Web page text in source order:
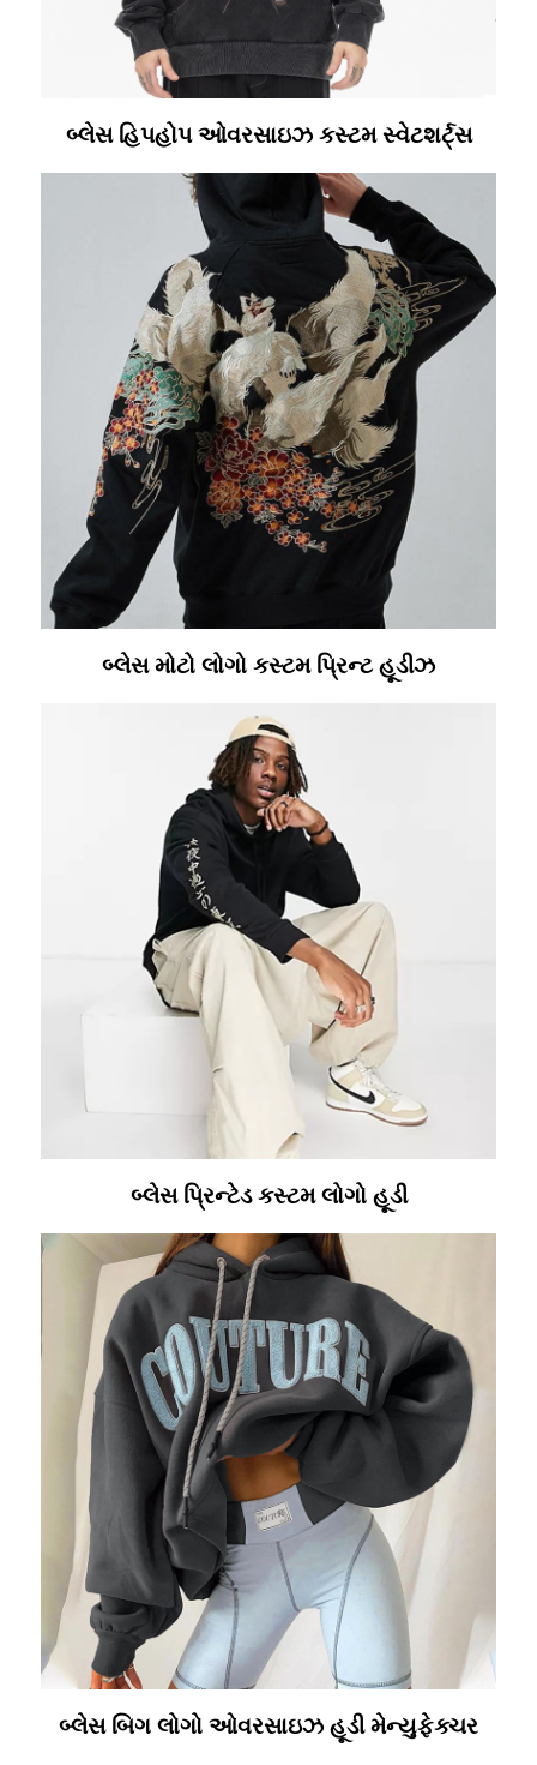
બ્લેસ હિપહોપ ઓવરસાઇઝ કસ્ટમ સ્વેટશર્ટ્સ
બ્લેસ મોટો લોગો કસ્ટમ પ્રિન્ટ હૂડીઝ
બ્લેસ પ્રિન્ટેડ કસ્ટમ લોગો હૂડી
બ્લેસ બિગ લોગો ઓવરસાઇઝ હૂડી મેન્યુફેક્ચર